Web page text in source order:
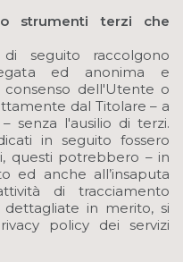
strumenti terzi che
seguito raccolgono
ed anonima e
dell'Utente o
dal Titolare – a
senza l'ausilio di terzi.
in seguito fossero
questi potrebbero – in
ed anche all’insaputa
di tracciamento
dettagliate in merito, si
policy dei servizi